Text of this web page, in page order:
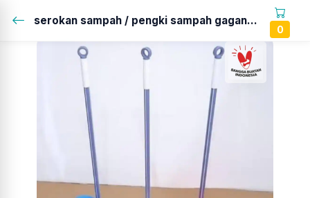
serokan sampah / pengki sampah gagang merek dragon...
0